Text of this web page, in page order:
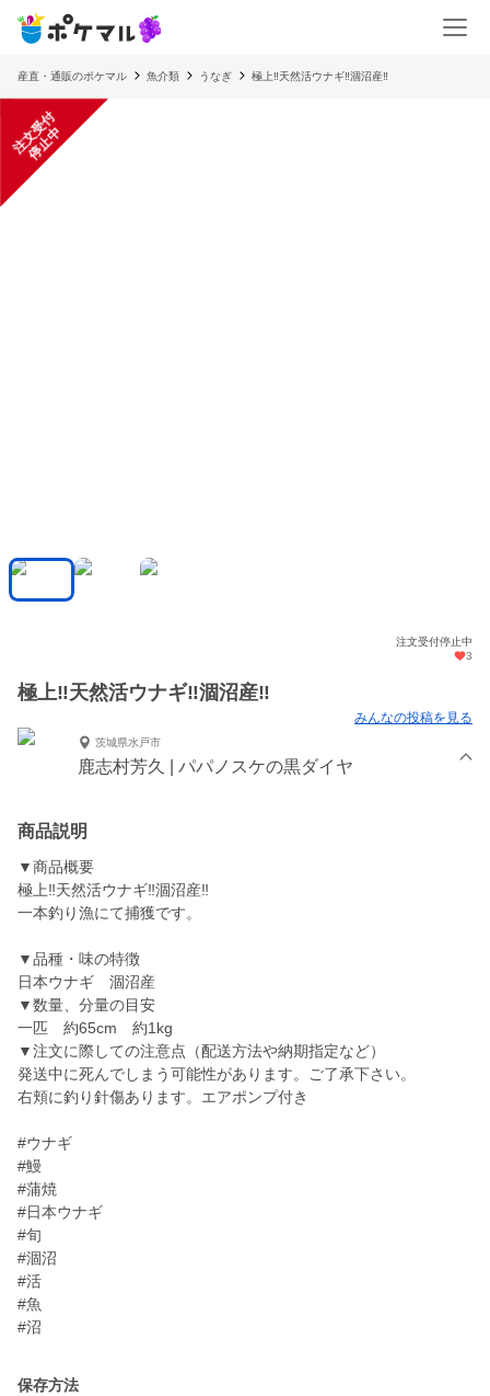
産直・通販のポケマル 魚介類 うなぎ 極上‼️天然活ウナギ‼️涸沼産‼️
注
文
受
付
停
止
中
注文受付停止中
3
極上‼️天然活ウナギ‼️涸沼産‼️
みんなの投稿を見る
茨城県水戸市
鹿志村芳久 | パパノスケの黒ダイヤ
商品説明
▼商品概要
極上‼️天然活ウナギ‼️涸沼産‼️
一本釣り漁にて捕獲です。
▼品種・味の特徴
日本ウナギ 涸沼産
▼数量、分量の目安
一匹 約65cm 約1kg
▼注文に際しての注意点（配送方法や納期指定など）
発送中に死んでしまう可能性があります。ご了承下さい。
右頬に釣り針傷あります。エアポンプ付き
#ウナギ
#鰻
#蒲焼
#日本ウナギ
#旬
#涸沼
#活
#魚
#沼
保存方法